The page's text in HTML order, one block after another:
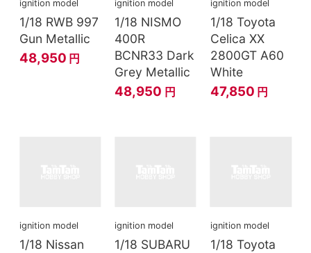
ignition model
1/18 RWB 997
Gun Metallic
48,950 円
ignition model
1/18 NISMO
400R
BCNR33 Dark
Grey Metallic
48,950 円
ignition model
1/18 Toyota
Celica XX
2800GT A60
White
47,850 円
ignition model
1/18 Nissan
ignition model
1/18 SUBARU
ignition model
1/18 Toyota